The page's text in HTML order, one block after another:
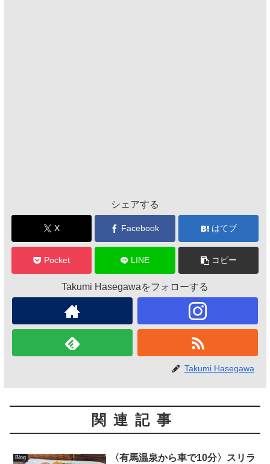
シェアする
X Facebook はてブ
Pocket LINE コピー
Takumi Hasegawaをフォローする
Takumi Hasegawa
関連記事
Blog
〈有馬温泉から車で10分〉スリラ